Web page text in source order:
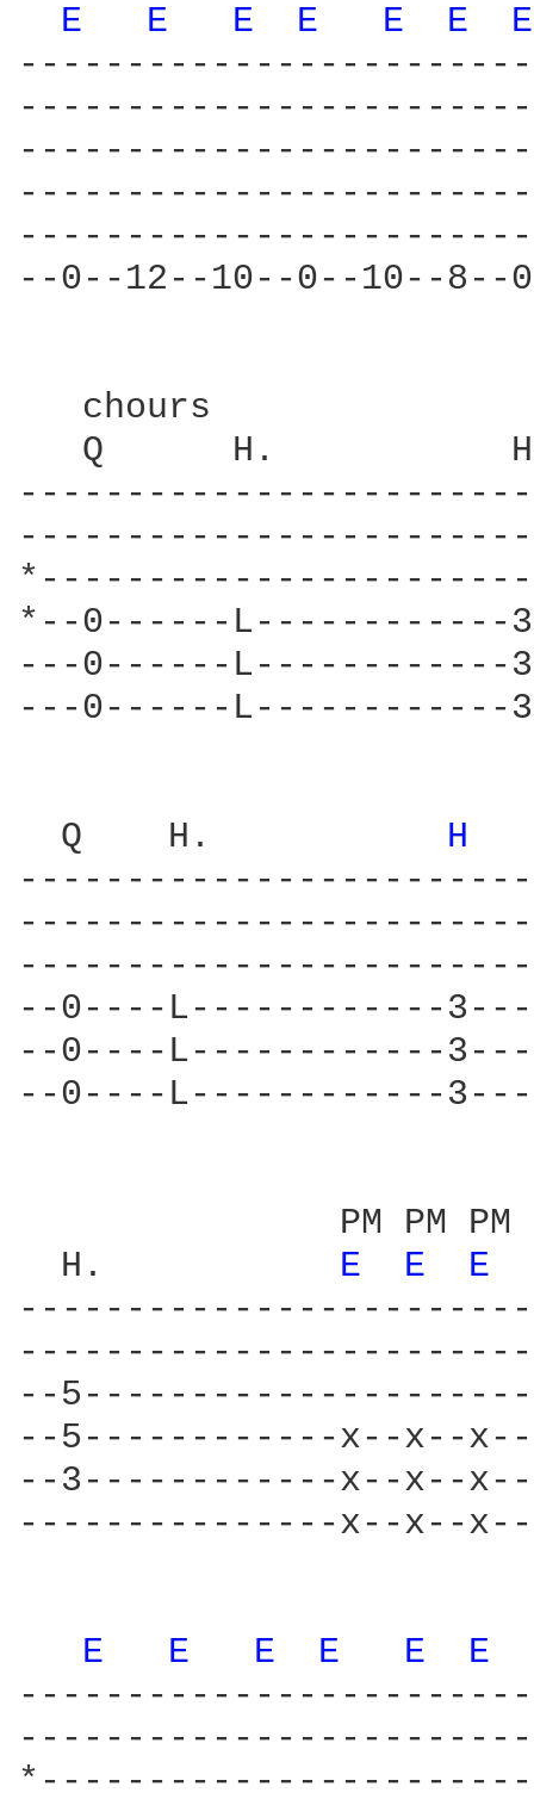
E
E E E E E
--0--12--10--0--10--
Q      H.
*--0------
---0------
---0------
  Q    H.
H
--0----L------------
--0----L------------
--0----L------------
  H.
E E E
--
--5------------x--x--
--3------------x--x--
---------------x--x--
E E E E E E